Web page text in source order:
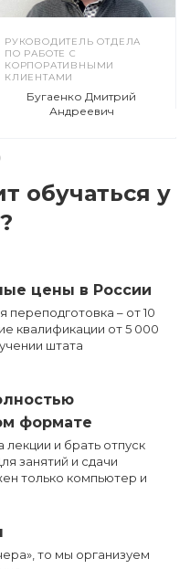
РУКОВОДИТЕЛЬ ОТДЕЛА
ПО РАБОТЕ С
КОРПОРАТИВНЫМИ
КЛИЕНТАМИ
Бугаенко Дмитрий
Андреевич
обучаться у
цены в России
– от 10
квалификации от 5 000
штата
формате
лекции и брать отпуск
занятий и сдачи
только компьютер и
то мы организуем